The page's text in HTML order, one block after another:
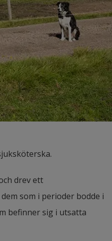
drev ett
som i perioder bodde i
befinner sig i utsatta